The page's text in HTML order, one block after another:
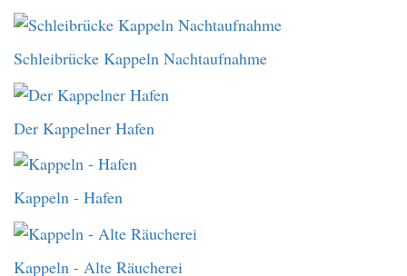
Schleibrücke Kappeln Nachtaufnahme
Der Kappelner Hafen
Kappeln - Hafen
Kappeln - Alte Räucherei